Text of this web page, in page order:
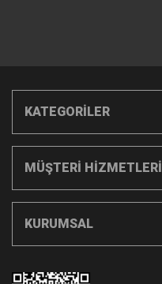
KATEGORİLER
MÜŞTERİ HİZMETLERİ
KURUMSAL